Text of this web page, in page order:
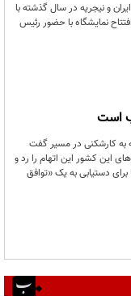
و نیجریه در سال گذشته با
نمایشگاه با حضور رئیس
است
به کارشکنی در مسیر گفت
این کشور این اتهام را رد و
دستیابی به یک «توافق